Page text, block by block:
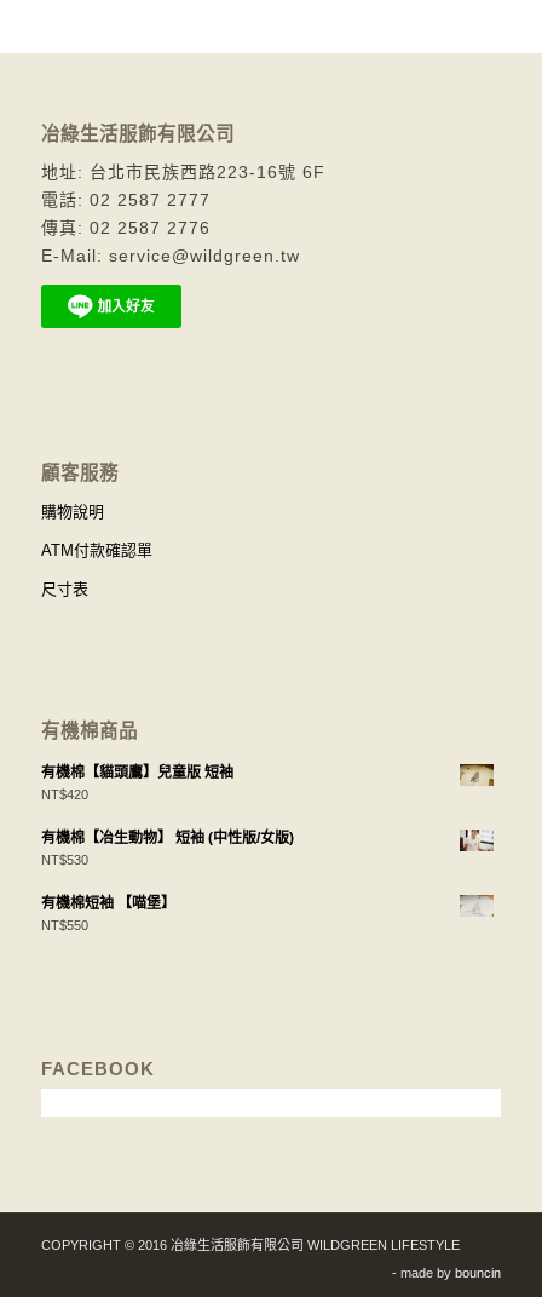
冶綠生活服飾有限公司
地址: 台北市民族西路223-16號 6F
電話: 02 2587 2777
傳真: 02 2587 2776
E-Mail: service@wildgreen.tw
顧客服務
購物說明
ATM付款確認單
尺寸表
有機棉商品
有機棉【貓頭鷹】兒童版 短袖
NT$420
有機棉【冶生動物】 短袖 (中性版/女版)
NT$530
有機棉短袖 【喵堡】
NT$550
FACEBOOK
COPYRIGHT © 2016 冶綠生活服飾有限公司 WILDGREEN LIFESTYLE
- made bybouncin